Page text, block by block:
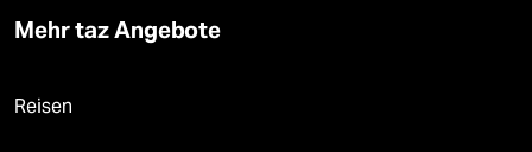
Mehr taz Angebote
Reisen